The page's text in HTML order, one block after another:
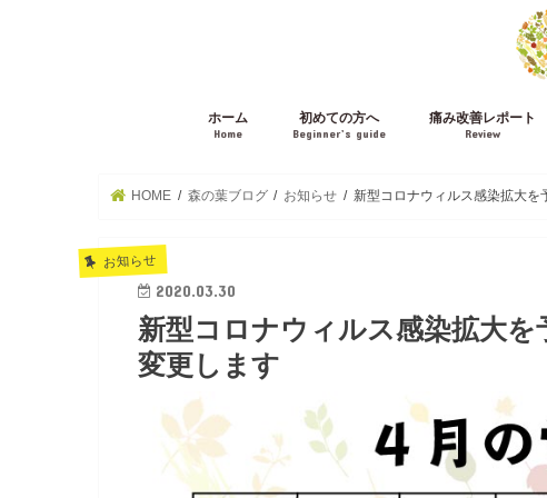
ホーム
Home
初めての方へ
Beginner’s guide
痛み改善レポート
Review
HOME 森の葉ブログ お知らせ 新型コロナウィルス感染拡大を
お知らせ
2020.03.30
新型コロナウィルス感染拡大
変更します